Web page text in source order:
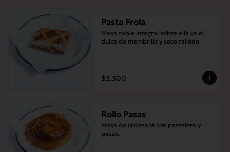
Pasta Frola
Masa sable integral sobre ella va el
dulce de membrillo y coco rallado
$3.300
Rollo Pasas
Masa de croissant con pastelera y
pasas.